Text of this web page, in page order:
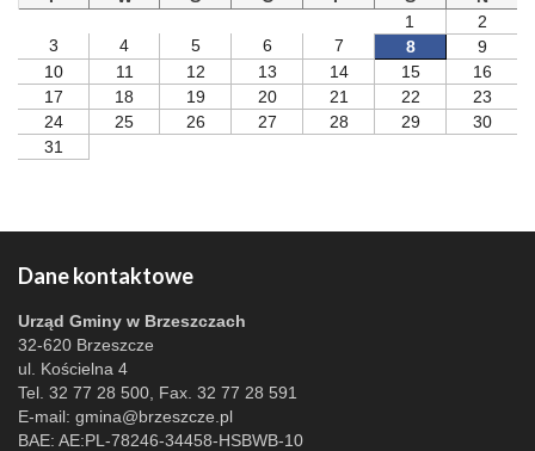
1
2
3
4 5 6 7 8
9
10
11 12 13 14 15
16
17
18 19 20 21 22
23
24
25 26 27 28 29
30
31
Dane kontaktowe
Urząd Gminy w Brzeszczach
32-620 Brzeszcze
ul. Kościelna 4
Tel. 32 77 28 500, Fax. 32 77 28 591
E-mail: gmina@brzeszcze.pl
BAE: AE:PL-78246-34458-HSBWB-10